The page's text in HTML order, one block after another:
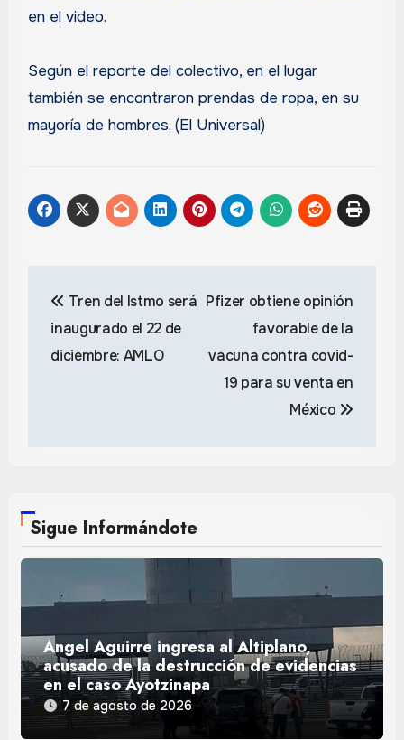
en el video.
Según el reporte del colectivo, en el lugar
también se encontraron prendas de ropa, en su
mayoría de hombres. (El Universal)
de
entradas
Tren del Istmo será
inaugurado el 22 de
diciembre: AMLO
Pfizer obtiene opinión
favorable de la
vacuna contra covid-
19 para su venta en
México
Sigue Informándote
Ángel Aguirre ingresa al Altiplano,
acusado de la destrucción de evidencias
en el caso Ayotzinapa
7 de agosto de 2026